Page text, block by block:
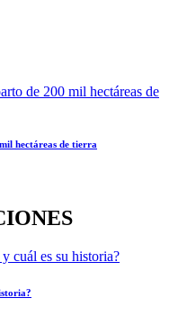
hectáreas de tierra